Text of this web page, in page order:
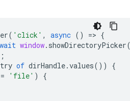
( 'click' , async () => {
window. showDirectoryPicker
of dirHandle.values())
{
'file' )
{